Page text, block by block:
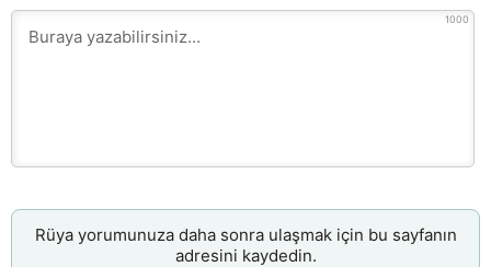
1000
Rüya yorumunuza daha sonra ulaşmak için bu sayfanın
adresini kaydedin.